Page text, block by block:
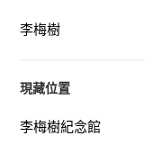
李梅樹
現藏位置
李梅樹紀念館